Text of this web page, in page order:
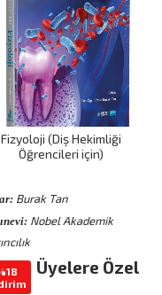
Fizyoloji (Diş Hekimliği
Öğrencileri için)
Burak Tan
Nobel Akademik
Üyelere Özel